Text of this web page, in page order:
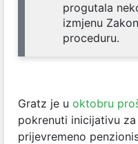
progutala
izmjenu
proceduru.
Gratz je u oktobru
pokrenuti inicijativu
prijevremeno